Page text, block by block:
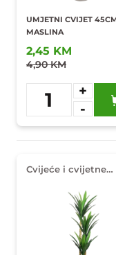
UMJETNI CVIJET 45CM
MASLINA
2,45 KM
4,90 KM
1
+
-
Dodaj u
omiljene
Cvijeće i cvijetne